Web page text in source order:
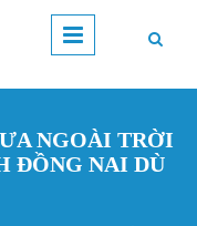
NGOÀI TRỜI
ĐỒNG NAI DÙ